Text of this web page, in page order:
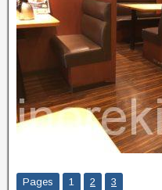
Pages 1 2 3